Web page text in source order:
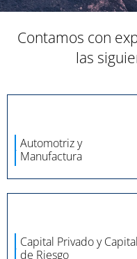
Contamos con
las
Automotriz y
Manufactura
Capital Privado y Capital
de Riesgo